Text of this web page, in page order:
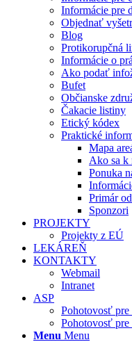
Informácie pre
Objednať
Blog
Protikorupčná
Informácie o
Ako podať
Bufet
Občianske
Čakacie listiny
Etický kódex
Praktické
Mapa
Ako sa k
Ponuka
Primár
Sponzori
PROJEKTY
Projekty z EÚ
LEKÁREŇ
KONTAKTY
Webmail
Intranet
ASP
Pohotovosť pre
Pohotovosť pre
Menu Menu